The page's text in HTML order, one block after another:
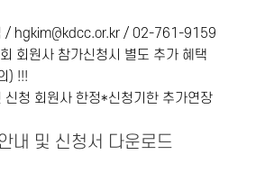
/ hgkim@kdcc.or.kr / 02-761-9159
회원사 참가신청시 별도 추가 혜택
) !!!
청 회원사 한정*신청기한 추가연장
내 및 신청서 다운로드